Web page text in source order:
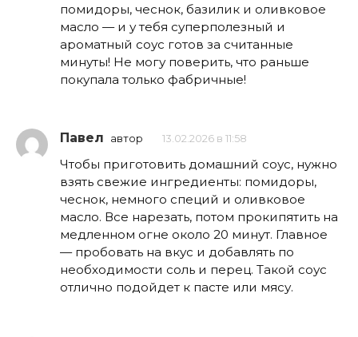
помидоры, чеснок, базилик и оливковое
масло — и у тебя суперполезный и
ароматный соус готов за считанные
минуты! Не могу поверить, что раньше
покупала только фабричные!
Павел автор 13.02.2026 в 11:58
Чтобы приготовить домашний соус, нужно
взять свежие ингредиенты: помидоры,
чеснок, немного специй и оливковое
масло. Все нарезать, потом прокипятить на
медленном огне около 20 минут. Главное
— пробовать на вкус и добавлять по
необходимости соль и перец. Такой соус
отлично подойдет к пасте или мясу.